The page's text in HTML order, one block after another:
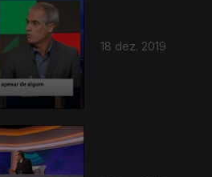
18 dez. 2019